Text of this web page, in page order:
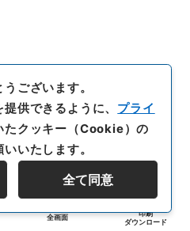
全画面
印刷
ダウンロード
ございます。
供できるように、 プライ
たクッキー（Cookie）の
いたします。
全て同意